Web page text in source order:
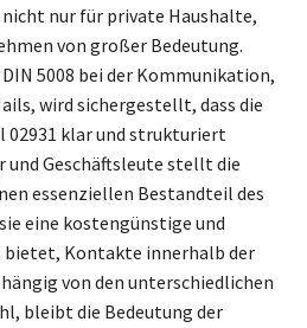
nur für private Haushalte,
von großer Bedeutung.
5008 bei der Kommunikation,
wird sichergestellt, dass die
02931 klar und strukturiert
und Geschäftsleute stellt die
essenziellen Bestandteil des
eine kostengünstige und
bietet, Kontakte innerhalb der
von den unterschiedlichen
bleibt die Bedeutung der